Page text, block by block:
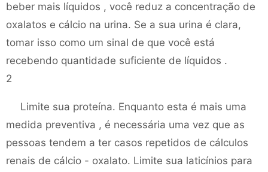
beber mais líquidos , você reduz a concentração de
oxalatos e cálcio na urina. Se a sua urina é clara,
tomar isso como um sinal de que você está
recebendo quantidade suficiente de líquidos .
2
Limite sua proteína. Enquanto esta é mais uma
medida preventiva , é necessária uma vez que as
pessoas tendem a ter casos repetidos de cálculos
renais de cálcio - oxalato. Limite sua laticínios para